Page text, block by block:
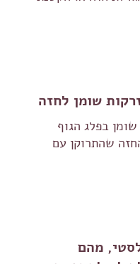
שומן לחזה
בפלג הגוף
שהתרוקן עם
מהם